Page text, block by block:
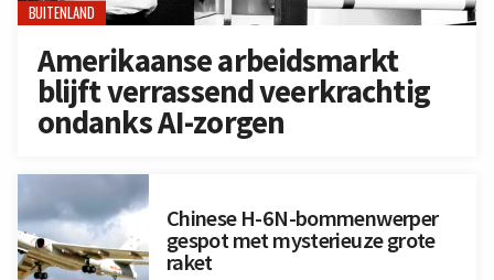
BUITENLAND
Amerikaanse arbeidsmarkt
blijft verrassend veerkrachtig
ondanks AI-zorgen
Chinese H-6N-bommenwerper
gespot met mysterieuze grote
raket